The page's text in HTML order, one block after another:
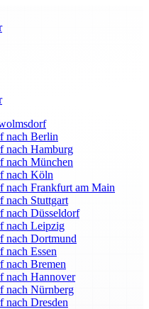
nach Berlin
nach Hamburg
nach München
nach Köln
nach Frankfurt am Main
nach Stuttgart
nach Düsseldorf
nach Leipzig
nach Dortmund
Essen
nach Bremen
nach Hannover
nach Nürnberg
nach Dresden